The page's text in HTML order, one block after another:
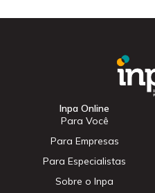
Inpa Online
Para Você
Para Empresas
Para Especialistas
Sobre o Inpa